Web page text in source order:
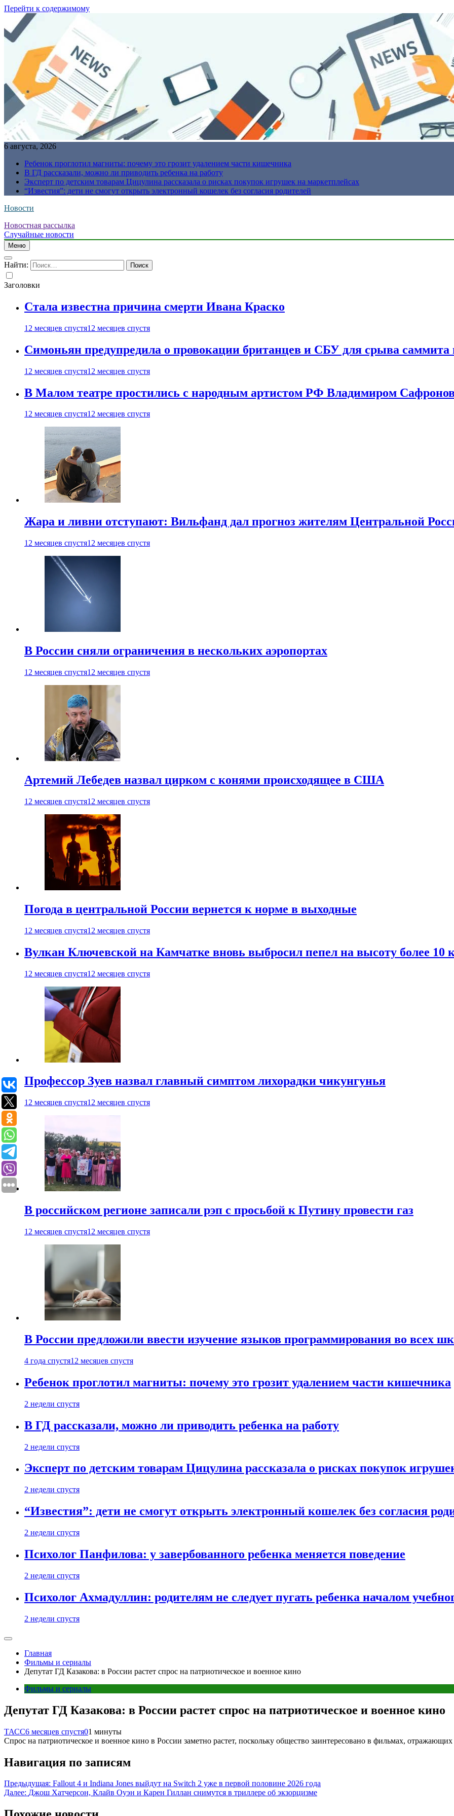
Перейти к содержимому
6 августа, 2026
Ребенок проглотил магниты: почему это грозит удалением части кишечника
В ГД рассказали, можно ли приводить ребенка на работу
Эксперт по детским товарам Цицулина рассказала о рисках покупок игрушек на маркетплейсах
“Известия”: дети не смогут открыть электронный кошелек без согласия родителей
Новости
Новостная рассылка
Случайные новости
Меню
Найти:
Заголовки
Стала известна причина смерти Ивана Краско
12 месяцев спустя12 месяцев спустя
Симоньян предупредила о провокации британцев и СБУ для срыва саммита
12 месяцев спустя12 месяцев спустя
В Малом театре простились с народным артистом РФ Владимиром
12 месяцев спустя12 месяцев спустя
Жара и ливни отступают: Вильфанд дал прогноз жителям Центральной
12 месяцев спустя12 месяцев спустя
В России сняли ограничения в нескольких аэропортах
12 месяцев спустя12 месяцев спустя
Артемий Лебедев назвал цирком с конями происходящее в США
12 месяцев спустя12 месяцев спустя
Погода в центральной России вернется к норме в выходные
12 месяцев спустя12 месяцев спустя
Вулкан Ключевской на Камчатке вновь выбросил пепел на высоту более 10
12 месяцев спустя12 месяцев спустя
Профессор Зуев назвал главный симптом лихорадки чикунгунья
12 месяцев спустя12 месяцев спустя
В российском регионе записали рэп с просьбой к Путину провести газ
12 месяцев спустя12 месяцев спустя
В России предложили ввести изучение языков программирования во всех
4 года спустя12 месяцев спустя
Ребенок проглотил магниты: почему это грозит удалением части кишечника
2 недели спустя
В ГД рассказали, можно ли приводить ребенка на работу
2 недели спустя
Эксперт по детским товарам Цицулина рассказала о рисках покупок
2 недели спустя
“Известия”: дети не смогут открыть электронный кошелек без согласия
2 недели спустя
Психолог Панфилова: у завербованного ребенка меняется поведение
2 недели спустя
Психолог Ахмадуллин: родителям не следует пугать ребенка началом
2 недели спустя
Главная
Фильмы и сериалы
Депутат ГД Казакова: в России растет спрос на патриотическое и военное кино
Фильмы и сериалы
Депутат ГД Казакова: в России растет спрос на патриотическое и военное кино
ТАСС6 месяцев спустя01 минуты
Спрос на патриотическое и военное кино в России заметно растет, поскольку общество заинтересовано в фильмах,
Навигация по записям
Предыдущая: Fallout 4 и Indiana Jones выйдут на Switch 2 уже в первой половине 2026 года
Далее: Джош Хатчерсон, Клайв Оуэн и Карен Гиллан снимутся в триллере об экзорцизме